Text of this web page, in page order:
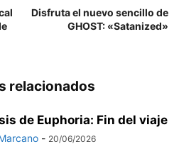
Disfruta el nuevo sencillo de
GHOST: «Satanized»
relacionados
de Euphoria: Fin del viaje
- 20/06/2026